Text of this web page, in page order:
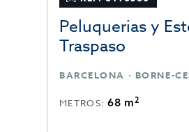
Peluquerias y
Traspaso
BARCELONA · BORNE-
METROS:68 m2